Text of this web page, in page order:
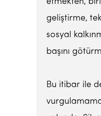
geliştirme,
sosyal
başını
Bu itibar ile